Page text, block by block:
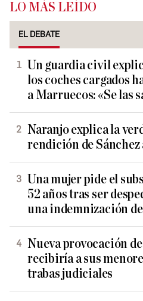
LO MÁS LEÍDO
EL DEBATE
Un guardia civil
los coches cargados
a Marruecos: «Se las
Naranjo explica la
rendición de
Una mujer pide el
52 años tras ser
una indemnización
Nueva provocación
recibiría a sus
trabas judiciales